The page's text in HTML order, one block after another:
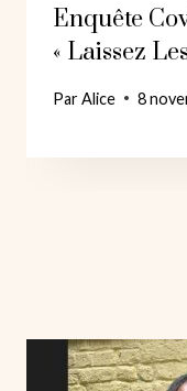
Enquête
« Laissez
ParAlice 8